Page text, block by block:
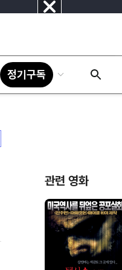
닫
정기구독
관련 영화